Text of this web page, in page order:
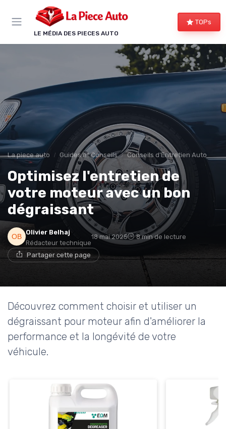
LE MÉDIA DES PIECES AUTO
TOPs
La piece auto Guides et Conseils Conseils d'Entretien Auto
Optimisez l'entretien de
votre moteur avec un bon
dégraissant
Olivier Belhaj
Rédacteur technique
18 mai 2025 8 min de lecture
Partager cette page
Découvrez comment choisir et utiliser un
dégraissant pour moteur afin d'améliorer la
performance et la longévité de votre
véhicule.
Panneau de gestion des cookies